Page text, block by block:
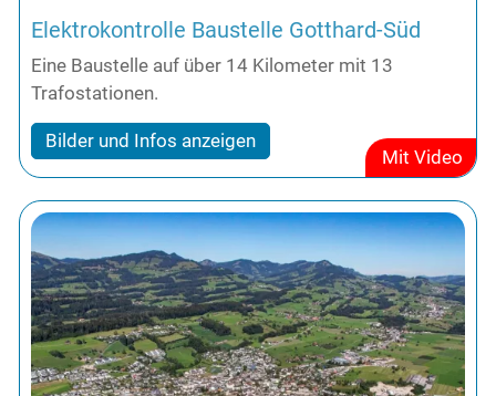
Elektrokontrolle Baustelle Gotthard-Süd
Eine Baustelle auf über 14 Kilometer mit 13
Trafostationen.
Bilder und Infos anzeigen
Mit Video